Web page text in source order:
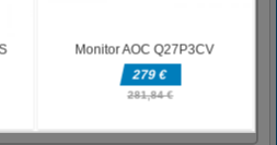
ploščadihWASD ali puščice za